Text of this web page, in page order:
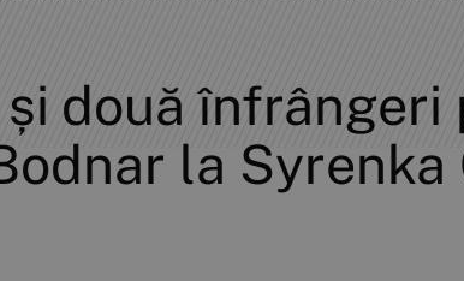
două înfrângeri
la